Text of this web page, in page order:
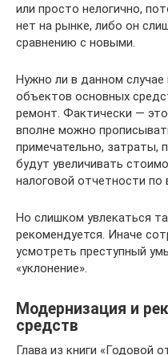
или просто нелогично,
нет на рынке, либо он
сравнению с новыми.
Нужно ли в данном
объектов основных
ремонт. Фактически —
вполне можно
примечательно, затраты,
будут увеличивать
налоговой отчетности по
Но слишком увлекаться
рекомендуется. Иначе
усмотреть преступный
«уклонение».
Модернизация и
средств
Глава из книги «Годовой